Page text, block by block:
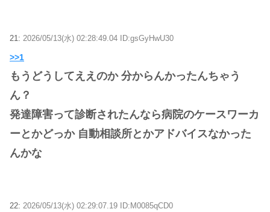
21: 2026/05/13(水) 02:28:49.04 ID:gsGyHwU30
>>1
もうどうしてええのか 分からんかったんちゃう
ん？
発達障害って診断されたんなら病院のケースワーカ
ーとかどっか 自動相談所とかアドバイスなかった
んかな
22: 2026/05/13(水) 02:29:07.19 ID:M0085qCD0